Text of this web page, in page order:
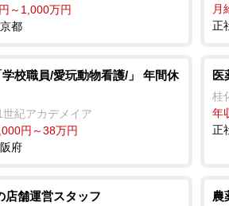
～1,000万円
都
月
正
学校職員/愛玩動物看護/」 年間休
紀アカデメイア
円～38万円
府
医
桂
年
正
店舗運営スタッフ
農